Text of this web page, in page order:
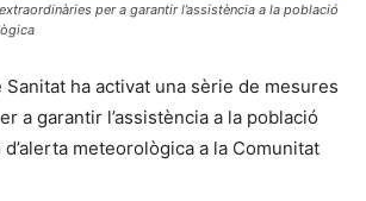
per a garantir l’assistència a la població
Sanitat ha activat una sèrie de mesures
a garantir l’assistència a la població
meteorològica a la Comunitat